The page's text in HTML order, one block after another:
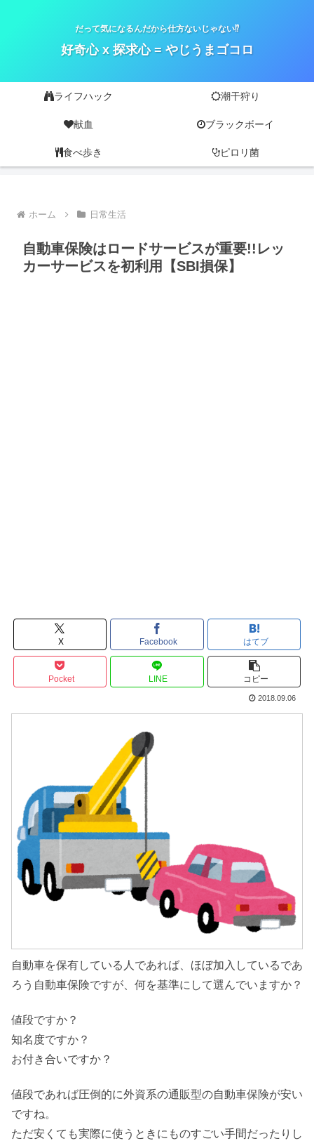
だって気になるんだから仕方ないじゃない⁉
好奇心 x 探求心 = やじうまゴコロ
ライフハック 潮干狩り
献血 ブラックボーイ
食べ歩き ピロリ菌
ホーム 日常生活
自動車保険はロードサービスが重要!!レッ
カーサービスを初利用【SBI損保】
X Facebook はてブ
Pocket LINE コピー
2018.09.06
自動車を保有している人であれば、ほぼ加入しているであ
ろう自動車保険ですが、何を基準にして選んでいますか？
値段ですか？
知名度ですか？
お付き合いですか？
値段であれば圧倒的に外資系の通販型の自動車保険が安い
ですね。
ただ安くても実際に使うときにものすごい手間だったりし